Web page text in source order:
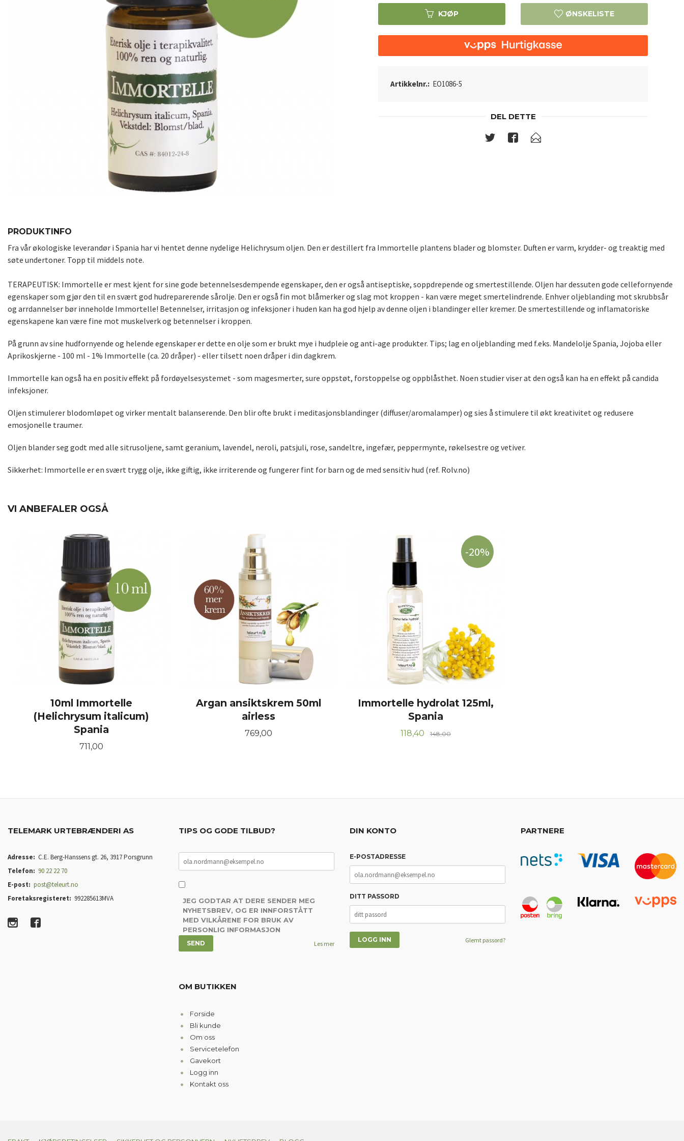
KJØP ØNSKELISTE
Artikkelnr.: EO1086-5
DEL DETTE
PRODUKTINFO
Fra vår økologiske leverandør i Spania har vi hentet denne nydelige Helichrysum oljen. Den er destillert fra Immortelle plantens blader og blomster. Duften er varm, krydder- og treaktig med
søte undertoner. Topp til middels note.
TERAPEUTISK: Immortelle er mest kjent for sine gode betennelsesdempende egenskaper, den er også antiseptiske, soppdrepende og smertestillende. Oljen har dessuten gode cellefornyende
egenskaper som gjør den til en svært god hudreparerende sårolje. Den er også fin mot blåmerker og slag mot kroppen - kan være meget smertelindrende. Enhver oljeblanding mot skrubbsår
og arrdannelser bør inneholde Immortelle! Betennelser, irritasjon og infeksjoner i huden kan ha god hjelp av denne oljen i blandinger eller kremer. De smertestillende og inflamatoriske
egenskapene kan være fine mot muskelverk og betennelser i kroppen.
På grunn av sine hudfornyende og helende egenskaper er dette en olje som er brukt mye i hudpleie og anti-age produkter. Tips; lag en oljeblanding med f.eks. Mandelolje Spania, Jojoba eller
Aprikoskjerne - 100 ml - 1% Immortelle (ca. 20 dråper) - eller tilsett noen dråper i din dagkrem.
Immortelle kan også ha en positiv effekt på fordøyelsesystemet - som magesmerter, sure oppstøt, forstoppelse og oppblåsthet. Noen studier viser at den også kan ha en effekt på candida
infeksjoner.
Oljen stimulerer blodomløpet og virker mentalt balanserende. Den blir ofte brukt i meditasjonsblandinger (diffuser/aromalamper) og sies å stimulere til økt kreativitet og redusere
emosjonelle traumer.
Oljen blander seg godt med alle sitrusoljene, samt geranium, lavendel, neroli, patsjuli, rose, sandeltre, ingefær, peppermynte, røkelsestre og vetiver.
Sikkerhet: Immortelle er en svært trygg olje, ikke giftig, ikke irriterende og fungerer fint for barn og de med sensitiv hud (ref. Rolv.no)
VI ANBEFALER OGSÅ
10ml Immortelle
(Helichrysum italicum)
Spania
Pris
711,00
Argan ansiktskrem 50ml
airless
Pris
769,00
Immortelle hydrolat 125ml,
Spania
Tilbud
118,40 148,00Rabatt
-20%
TELEMARK URTEBRÆNDERI AS
Adresse: C.E. Berg-Hanssens gt. 26, 3917 Porsgrunn
Telefon: 90 22 22 70
E-post: post@teleurt.no
Foretaksregisteret: 992285613MVA
TIPS OG GODE TILBUD?
JEG GODTAR AT DERE SENDER MEG
NYHETSBREV, OG ER INNFORSTÅTT
MED VILKÅRENE FOR BRUK AV
PERSONLIG INFORMASJON
Les mer
OM BUTIKKEN
Forside
Bli kunde
Om oss
Servicetelefon
Gavekort
Logg inn
Kontakt oss
DIN KONTO
E-POSTADRESSE
DITT PASSORD
Glemt passord?
PARTNERE